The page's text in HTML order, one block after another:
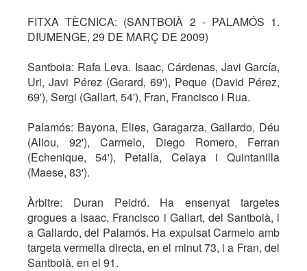
FITXA TÈCNICA: (SANTBOIÀ 2 - PALAMÓS 1.
DIUMENGE, 29 DE MARÇ DE 2009)
Santboia: Rafa Leva. Isaac, Cárdenas, Javi García,
Uri, Javi Pérez (Gerard, 69'), Peque (David Pérez,
69'), Sergi (Gallart, 54'), Fran, Francisco i Rua.
Palamós: Bayona, Elies, Garagarza, Gallardo, Déu
(Aliou, 92'), Carmelo, Diego Romero, Ferran
(Echenique, 54'), Petalla, Celaya i Quintanilla
(Maese, 83').
Àrbitre: Duran Peidró. Ha ensenyat targetes
grogues a Isaac, Francisco i Gallart, del Santboià, i
a Gallardo, del Palamós. Ha expulsat Carmelo amb
targeta vermella directa, en el minut 73, i a Fran, del
Santboià, en el 91.